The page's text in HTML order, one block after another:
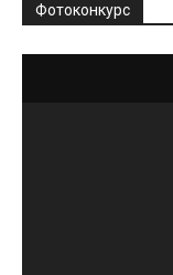
Фотоконкурс